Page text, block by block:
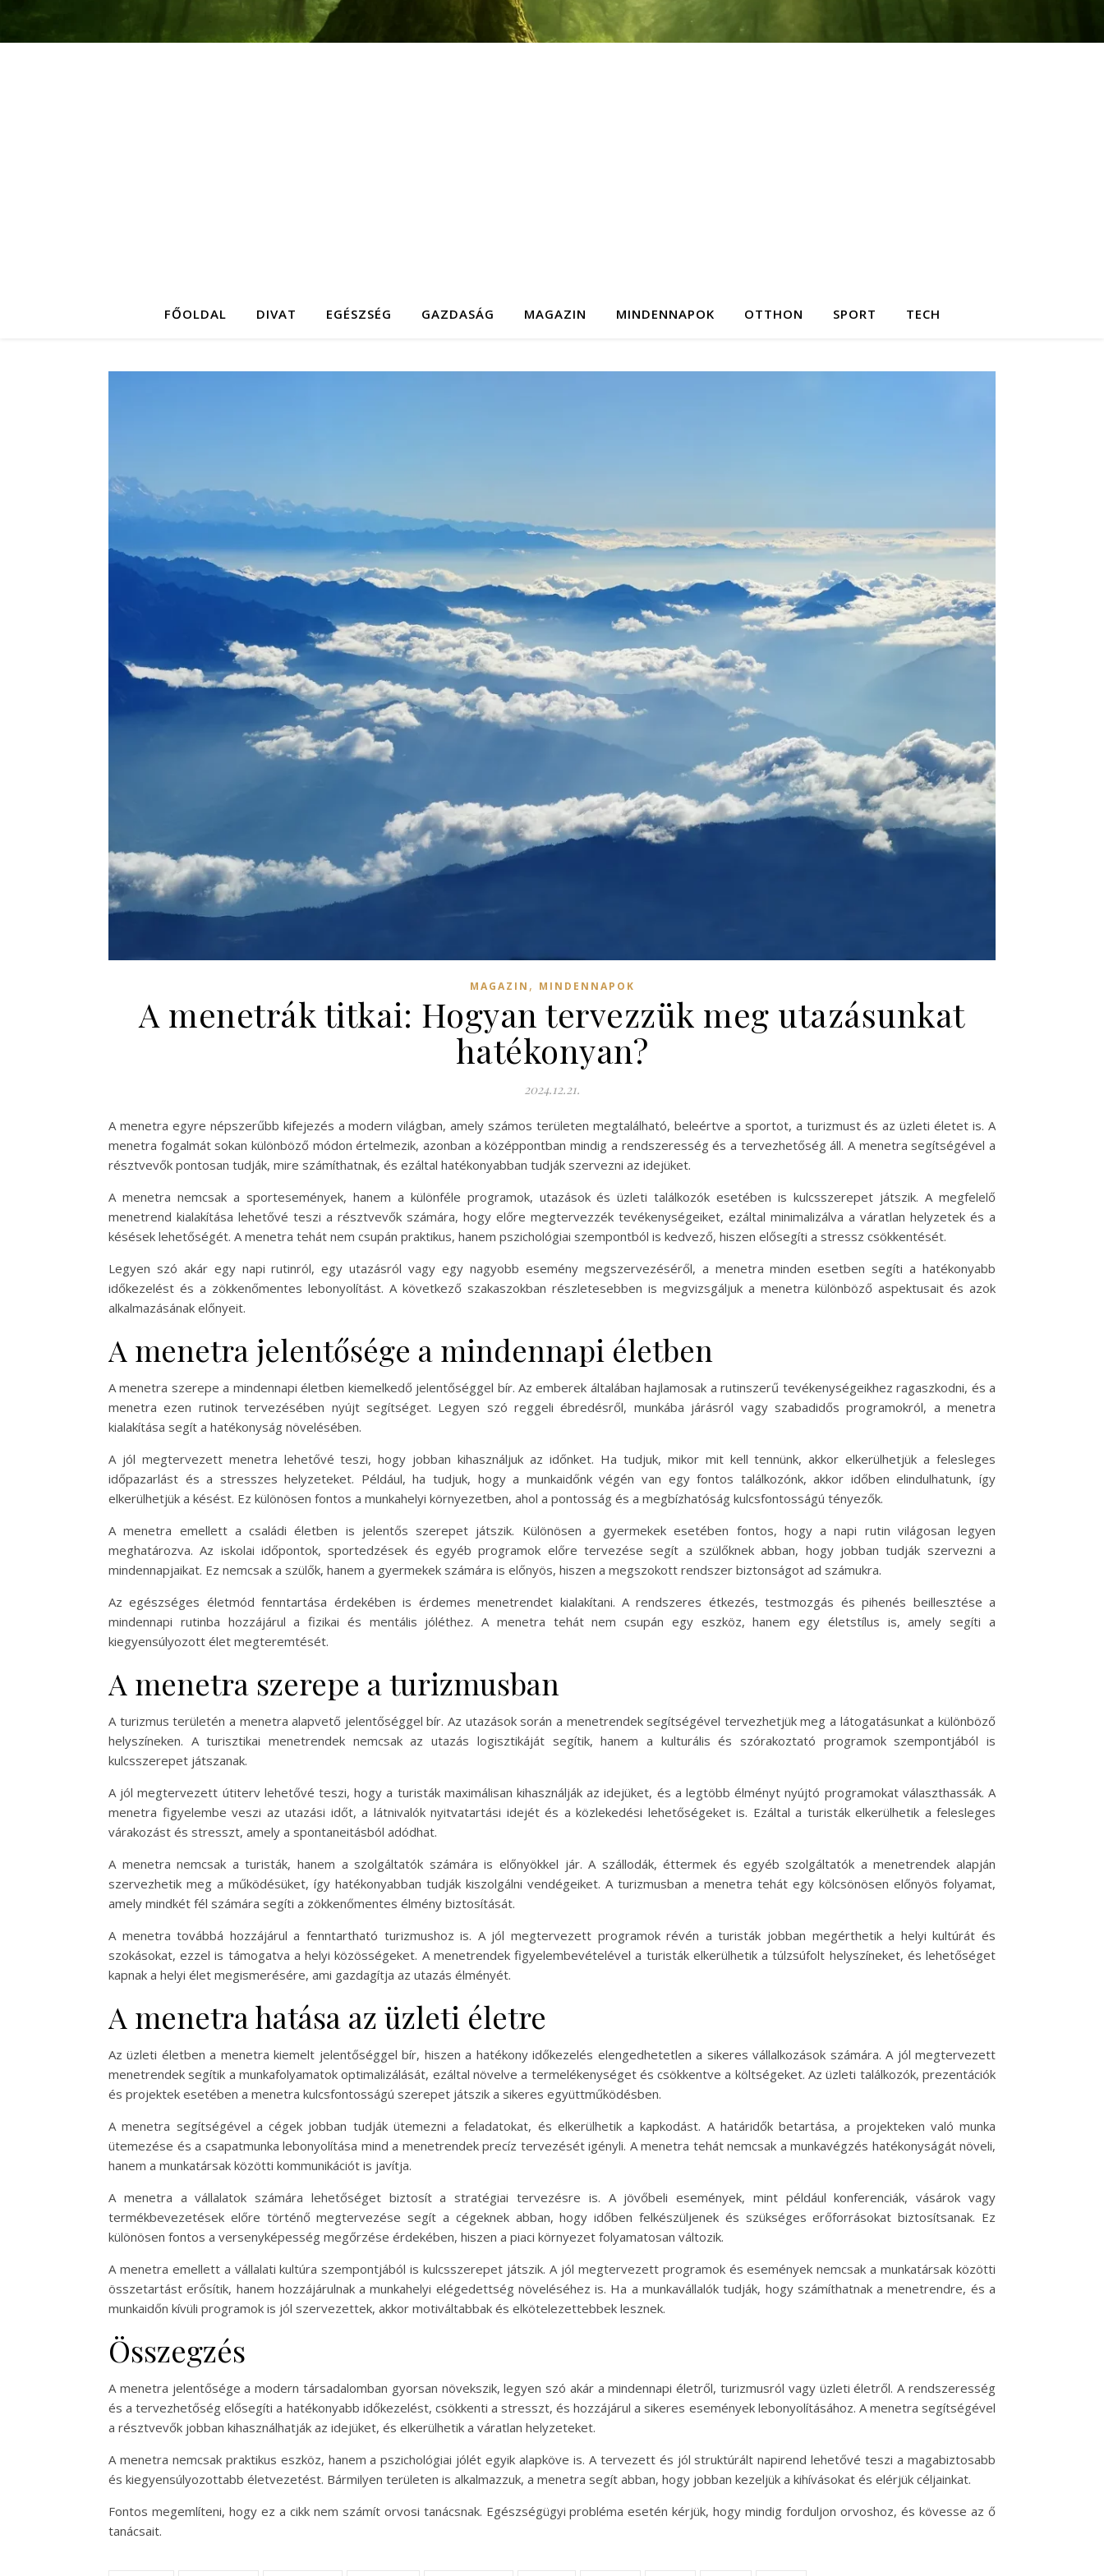
FŐOLDAL DIVAT EGÉSZSÉG GAZDASÁG MAGAZIN MINDENNAPOK OTTHON SPORT TECH
MAGAZIN , MINDENNAPOK
A menetrák titkai: Hogyan tervezzük meg utazásunkat
hatékonyan?
2024.12.21.
A menetra egyre népszerűbb kifejezés a modern világban, amely számos területen megtalálható, beleértve a sportot, a turizmust és az üzleti életet is. A
menetra fogalmát sokan különböző módon értelmezik, azonban a középpontban mindig a rendszeresség és a tervezhetőség áll. A menetra segítségével a
résztvevők pontosan tudják, mire számíthatnak, és ezáltal hatékonyabban tudják szervezni az idejüket.
A menetra nemcsak a sportesemények, hanem a különféle programok, utazások és üzleti találkozók esetében is kulcsszerepet játszik. A megfelelő
menetrend kialakítása lehetővé teszi a résztvevők számára, hogy előre megtervezzék tevékenységeiket, ezáltal minimalizálva a váratlan helyzetek és a
késések lehetőségét. A menetra tehát nem csupán praktikus, hanem pszichológiai szempontból is kedvező, hiszen elősegíti a stressz csökkentését.
Legyen szó akár egy napi rutinról, egy utazásról vagy egy nagyobb esemény megszervezéséről, a menetra minden esetben segíti a hatékonyabb
időkezelést és a zökkenőmentes lebonyolítást. A következő szakaszokban részletesebben is megvizsgáljuk a menetra különböző aspektusait és azok
alkalmazásának előnyeit.
A menetra jelentősége a mindennapi életben
A menetra szerepe a mindennapi életben kiemelkedő jelentőséggel bír. Az emberek általában hajlamosak a rutinszerű tevékenységeikhez ragaszkodni, és a
menetra ezen rutinok tervezésében nyújt segítséget. Legyen szó reggeli ébredésről, munkába járásról vagy szabadidős programokról, a menetra
kialakítása segít a hatékonyság növelésében.
A jól megtervezett menetra lehetővé teszi, hogy jobban kihasználjuk az időnket. Ha tudjuk, mikor mit kell tennünk, akkor elkerülhetjük a felesleges
időpazarlást és a stresszes helyzeteket. Például, ha tudjuk, hogy a munkaidőnk végén van egy fontos találkozónk, akkor időben elindulhatunk, így
elkerülhetjük a késést. Ez különösen fontos a munkahelyi környezetben, ahol a pontosság és a megbízhatóság kulcsfontosságú tényezők.
A menetra emellett a családi életben is jelentős szerepet játszik. Különösen a gyermekek esetében fontos, hogy a napi rutin világosan legyen
meghatározva. Az iskolai időpontok, sportedzések és egyéb programok előre tervezése segít a szülőknek abban, hogy jobban tudják szervezni a
mindennapjaikat. Ez nemcsak a szülők, hanem a gyermekek számára is előnyös, hiszen a megszokott rendszer biztonságot ad számukra.
Az egészséges életmód fenntartása érdekében is érdemes menetrendet kialakítani. A rendszeres étkezés, testmozgás és pihenés beillesztése a
mindennapi rutinba hozzájárul a fizikai és mentális jóléthez. A menetra tehát nem csupán egy eszköz, hanem egy életstílus is, amely segíti a
kiegyensúlyozott élet megteremtését.
A menetra szerepe a turizmusban
A turizmus területén a menetra alapvető jelentőséggel bír. Az utazások során a menetrendek segítségével tervezhetjük meg a látogatásunkat a különböző
helyszíneken. A turisztikai menetrendek nemcsak az utazás logisztikáját segítik, hanem a kulturális és szórakoztató programok szempontjából is
kulcsszerepet játszanak.
A jól megtervezett útiterv lehetővé teszi, hogy a turisták maximálisan kihasználják az idejüket, és a legtöbb élményt nyújtó programokat választhassák. A
menetra figyelembe veszi az utazási időt, a látnivalók nyitvatartási idejét és a közlekedési lehetőségeket is. Ezáltal a turisták elkerülhetik a felesleges
várakozást és stresszt, amely a spontaneitásból adódhat.
A menetra nemcsak a turisták, hanem a szolgáltatók számára is előnyökkel jár. A szállodák, éttermek és egyéb szolgáltatók a menetrendek alapján
szervezhetik meg a működésüket, így hatékonyabban tudják kiszolgálni vendégeiket. A turizmusban a menetra tehát egy kölcsönösen előnyös folyamat,
amely mindkét fél számára segíti a zökkenőmentes élmény biztosítását.
A menetra továbbá hozzájárul a fenntartható turizmushoz is. A jól megtervezett programok révén a turisták jobban megérthetik a helyi kultúrát és
szokásokat, ezzel is támogatva a helyi közösségeket. A menetrendek figyelembevételével a turisták elkerülhetik a túlzsúfolt helyszíneket, és lehetőséget
kapnak a helyi élet megismerésére, ami gazdagítja az utazás élményét.
A menetra hatása az üzleti életre
Az üzleti életben a menetra kiemelt jelentőséggel bír, hiszen a hatékony időkezelés elengedhetetlen a sikeres vállalkozások számára. A jól megtervezett
menetrendek segítik a munkafolyamatok optimalizálását, ezáltal növelve a termelékenységet és csökkentve a költségeket. Az üzleti találkozók, prezentációk
és projektek esetében a menetra kulcsfontosságú szerepet játszik a sikeres együttműködésben.
A menetra segítségével a cégek jobban tudják ütemezni a feladatokat, és elkerülhetik a kapkodást. A határidők betartása, a projekteken való munka
ütemezése és a csapatmunka lebonyolítása mind a menetrendek precíz tervezését igényli. A menetra tehát nemcsak a munkavégzés hatékonyságát növeli,
hanem a munkatársak közötti kommunikációt is javítja.
A menetra a vállalatok számára lehetőséget biztosít a stratégiai tervezésre is. A jövőbeli események, mint például konferenciák, vásárok vagy
termékbevezetések előre történő megtervezése segít a cégeknek abban, hogy időben felkészüljenek és szükséges erőforrásokat biztosítsanak. Ez
különösen fontos a versenyképesség megőrzése érdekében, hiszen a piaci környezet folyamatosan változik.
A menetra emellett a vállalati kultúra szempontjából is kulcsszerepet játszik. A jól megtervezett programok és események nemcsak a munkatársak közötti
összetartást erősítik, hanem hozzájárulnak a munkahelyi elégedettség növeléséhez is. Ha a munkavállalók tudják, hogy számíthatnak a menetrendre, és a
munkaidőn kívüli programok is jól szervezettek, akkor motiváltabbak és elkötelezettebbek lesznek.
Összegzés
A menetra jelentősége a modern társadalomban gyorsan növekszik, legyen szó akár a mindennapi életről, turizmusról vagy üzleti életről. A rendszeresség
és a tervezhetőség elősegíti a hatékonyabb időkezelést, csökkenti a stresszt, és hozzájárul a sikeres események lebonyolításához. A menetra segítségével
a résztvevők jobban kihasználhatják az idejüket, és elkerülhetik a váratlan helyzeteket.
A menetra nemcsak praktikus eszköz, hanem a pszichológiai jólét egyik alapköve is. A tervezett és jól struktúrált napirend lehetővé teszi a magabiztosabb
és kiegyensúlyozottabb életvezetést. Bármilyen területen is alkalmazzuk, a menetra segít abban, hogy jobban kezeljük a kihívásokat és elérjük céljainkat.
Fontos megemlíteni, hogy ez a cikk nem számít orvosi tanácsnak. Egészségügyi probléma esetén kérjük, hogy mindig forduljon orvoshoz, és kövesse az ő
tanácsait.